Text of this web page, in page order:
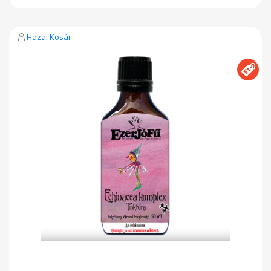
természetes antimikrobás hatású és fertőzésgátló: véd a
baktériumok, vírusok, gombák és egyéb kórokozó mikrobák
vírus ellenes anyagot, az interferont fokozottabban
termelik. Ez a hormon a vírusos megbetegedések esetén
termelődik szervezetünkben, és fontossága abban rejlik,
hogy képes mozgósítani testünk összes immunsejtjét, hogy
gyorsan és hatásosan leküzdhessük a fertőzést.
Csipkebogyó: magas C-vitamin tartlamú drog, ennél fogva erős
immunitást fokozó szer. Továbbá A-, B1-, B2-, P- és K-vitamin
is található benne. Homoktövis: immunrendszer-erősítő,
fokozza a szervezet ellenálló-képességét, így ajánlott
fertőzésveszély, pl. influenzajárvány idején. így a homoktövis
nagy C-vitamin-tartalma miatt ideális “téli gyógyszer”.
Citromfű: A benne található polifenolok antivirális
tulajdonságúak, így csökkentik a vírusfertőzés lehetőségét.
Kiszerelés: 50 ml Alkalmazás: 3×20-40 csepp naponta
étkezések előtt fél órával. Táplálkozásunkban sokrétűen
felhasználható. Használat előtt felrázandó! Tárolás: száraz,
hűvös, sötét helyen, felbontás után hűtőben tárolandó. A
Cseppecske+ kivonat az Ezerjófű énkezű gyógyműves
alkoholmentes terméke.
Hazai Kosár